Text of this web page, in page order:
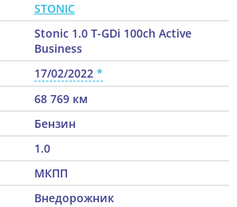
STONIC
Stonic 1.0 T-GDi 100ch Active
Business
17/02/2022
68 769 км
Бензин
1.0
МКПП
Внедорожник